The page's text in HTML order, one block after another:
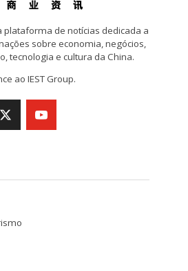
plataforma de notícias dedicada a
sobre economia, negócios,
tecnologia e cultura da China.
ao IEST Group.